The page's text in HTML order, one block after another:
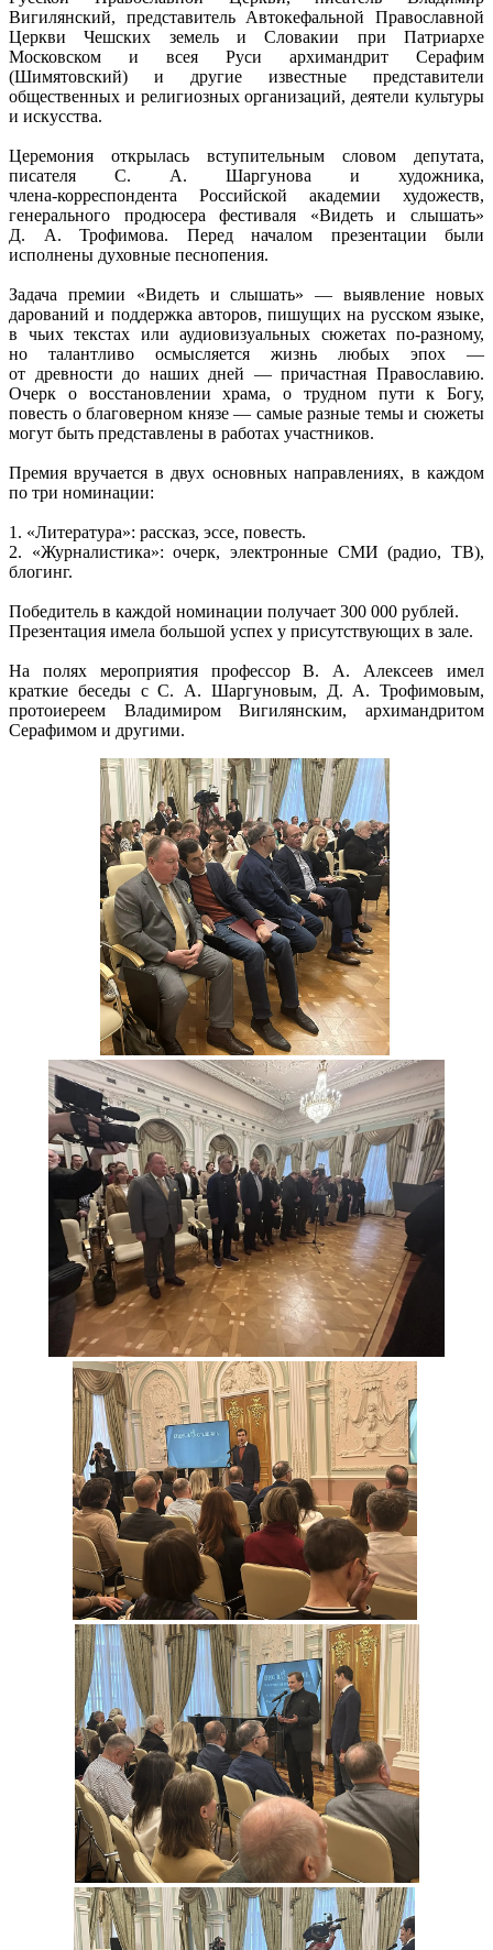
Вигилянский, представитель Автокефальной Православной
Церкви Чешских земель и Словакии при Патриархе
Московском и всея Руси архимандрит Серафим
(Шимятовский) и другие известные представители
общественных и религиозных организаций, деятели культуры
и искусства.
Церемония открылась вступительным словом депутата,
писателя С. А. Шаргунова и художника,
члена-корреспондента Российской академии художеств,
генерального продюсера фестиваля «Видеть и слышать»
Д. А. Трофимова. Перед началом презентации были
исполнены духовные песнопения.
Задача премии «Видеть и слышать» — выявление новых
дарований и поддержка авторов, пишущих на русском языке,
в чьих текстах или аудиовизуальных сюжетах по-разному,
но талантливо осмысляется жизнь любых эпох —
от древности до наших дней — причастная Православию.
Очерк о восстановлении храма, о трудном пути к Богу,
повесть о благоверном князе — самые разные темы и сюжеты
могут быть представлены в работах участников.
Премия вручается в двух основных направлениях, в каждом
по три номинации:
1. «Литература»: рассказ, эссе, повесть.
2. «Журналистика»: очерк, электронные СМИ (радио, ТВ),
блогинг.
Победитель в каждой номинации получает 300 000 рублей.
Презентация имела большой успех у присутствующих в зале.
На полях мероприятия профессорВ. А. Алексеев имел
краткие беседы сС. А. Шаргуновым, Д. А. Трофимовым,
протоиереем Владимиром Вигилянским, архимандритом
Серафимом и другими.